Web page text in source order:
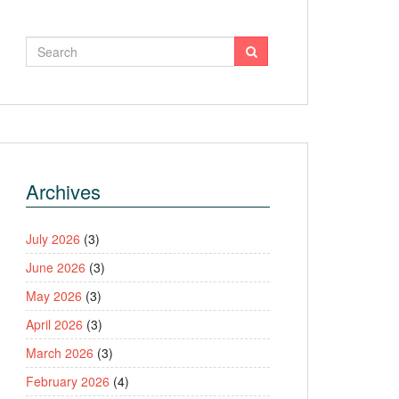
Archives
July 2026 (3)
June 2026 (3)
May 2026 (3)
April 2026 (3)
March 2026 (3)
February 2026 (4)